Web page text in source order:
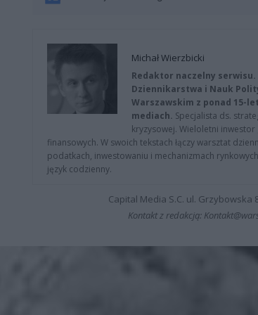
Michał Wierzbicki
Redaktor naczelny serwisu.
Dziennikarstwa i Nauk
Warszawskim z ponad 15-
mediach. Specjalista ds.
kryzysowej. Wieloletni
finansowych. W swoich tekstach łączy warsztat
podatkach, inwestowaniu i mechanizmach
język codzienny.
Capital Media S.C. ul. Grzybowska
Kontakt z redakcją: